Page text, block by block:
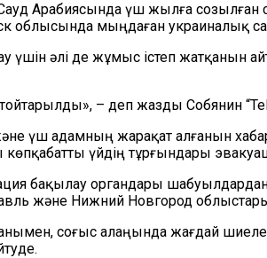
Арабиясында үш жылға созылған
облысында мыңдаған украиналық
үшін әлі де жұмыс істеп жатқанын
– деп жазды Собянин
адамның жарақат алғанын
үйдің тұрғындары
бақылау органдары шабуылдардан
және Нижний Новгород
соғыс алаңында жағдай